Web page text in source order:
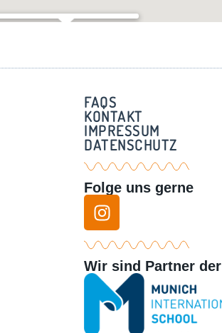
FAQS
KONTAKT
IMPRESSUM
DATENSCHUTZ
Folge uns gerne
Wir sind Partner der